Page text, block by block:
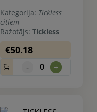
Kategorija: Tickless
citiem
Ražotājs: Tickless
€50.18
- 0 +